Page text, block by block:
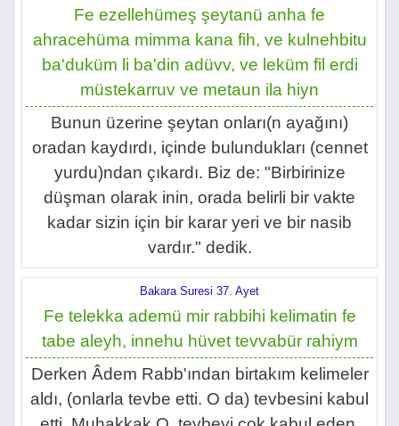
Fe ezellehümeş şeytanü anha fe
ahracehüma mimma kana fih, ve kulnehbitu
ba'duküm li ba'din adüvv, ve leküm fil erdi
müstekarruv ve metaun ila hiyn
Bunun üzerine şeytan onları(n ayağını)
oradan kaydırdı, içinde bulundukları (cennet
yurdu)ndan çıkardı. Biz de: "Birbirinize
düşman olarak inin, orada belirli bir vakte
kadar sizin için bir karar yeri ve bir nasib
vardır." dedik.
Bakara Suresi 37. Ayet
Fe telekka ademü mir rabbihi kelimatin fe
tabe aleyh, innehu hüvet tevvabür rahiym
Derken Âdem Rabb'ından birtakım kelimeler
aldı, (onlarla tevbe etti. O da) tevbesini kabul